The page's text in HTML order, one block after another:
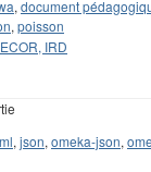
, document
, poisson
IRD
, json, omeka-json,